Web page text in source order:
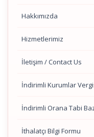
Hakkımızda
Hizmetlerimiz
İletişim / Contact Us
İndirimli Kurumlar
İndirimli Orana Tabi
İthalatçı Bilgi Formu